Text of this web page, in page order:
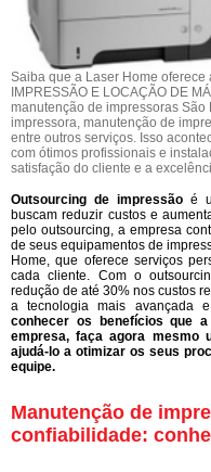
Saiba que a Laser Home oferece
IMPRESSÃO E LOCAÇÃO DE
manutenção de impressoras
impressora, manutenção de
entre outros serviços. Isso
com ótimos profissionais e
satisfação do cliente e a
Outsourcing de impressão é
buscam reduzir custos e
pelo outsourcing, a empresa
de seus equipamentos de
Home, que oferece serviços
cada cliente. Com o
redução de até 30% nos custos
a tecnologia mais avançada
conhecer os benefícios que
empresa, faça agora mesmo
ajudá-lo a otimizar os seus
equipe.
Manutenção de
confiabilidade: